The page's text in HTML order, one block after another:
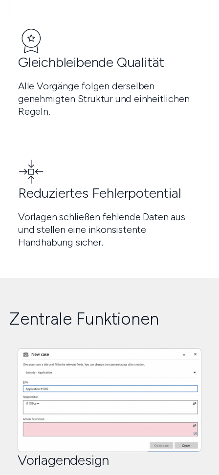
Gleichbleibende Qualität
Alle Vorgänge folgen derselben
genehmigten Struktur und einheitlichen
Regeln.
Reduziertes Fehlerpotential
Vorlagen schließen fehlende Daten aus
und stellen eine inkonsistente
Handhabung sicher.
Zentrale Funktionen
Vorlagendesign